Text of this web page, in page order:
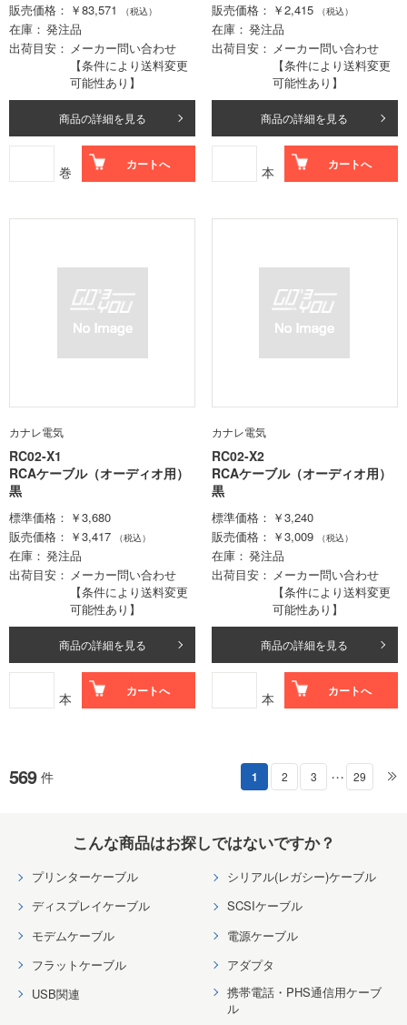
販売価格
￥83,571 （税込）
在庫
発注品
出荷目安
メーカー問い合わせ
【条件により送料変更
可能性あり】
商品の詳細を見る
巻 カートへ
販売価格
￥2,415 （税込）
在庫
発注品
出荷目安
メーカー問い合わせ
【条件により送料変更
可能性あり】
商品の詳細を見る
本 カートへ
カナレ電気
RC02-X1
RCAケーブル（オーディオ用）
黒
標準価格
￥3,680
販売価格
￥3,417 （税込）
在庫
発注品
出荷目安
メーカー問い合わせ
【条件により送料変更
可能性あり】
商品の詳細を見る
本 カートへ
カナレ電気
RC02-X2
RCAケーブル（オーディオ用）
黒
標準価格
￥3,240
販売価格
￥3,009 （税込）
在庫
発注品
出荷目安
メーカー問い合わせ
【条件により送料変更
可能性あり】
商品の詳細を見る
本 カートへ
569 件 1 2 3 ・・・ 29
こんな商品はお探しではないですか？
プリンターケーブル
シリアル(レガシー)ケーブル
ディスプレイケーブル
SCSIケーブル
モデムケーブル
電源ケーブル
フラットケーブル
アダプタ
USB関連
携帯電話・PHS通信用ケーブ
ル